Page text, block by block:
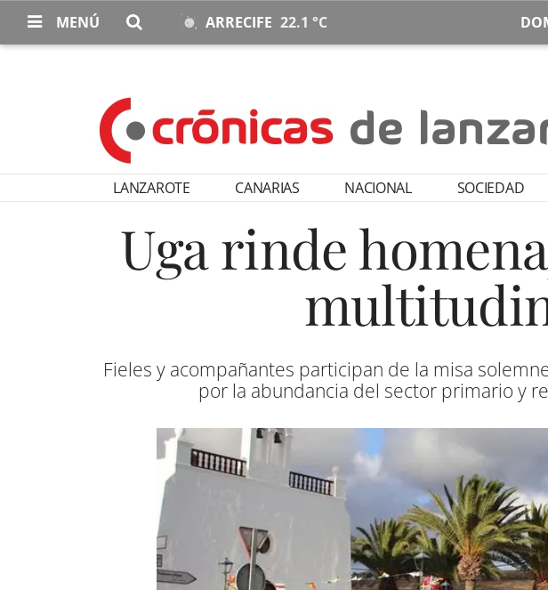
MENÚ ARRECIFE 22.1 °C
LANZAROTE CANARIAS NACIONAL SOCIEDAD
Uga rinde
Fieles y acompañantes participan de la misa
por la abundancia del sector primario y